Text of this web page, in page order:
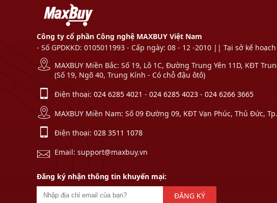
Công ty cổ phần Công nghệ MAXBUY Việt Nam
- Số GPDKKD: 0105011993 - Cấp ngày: 08 - 12 -2010 || Tại sở kế
MAXBUY Miền Bắc: Số 19, Lô 1C, Đường Trung Yên 11D, KĐT
(Số 19, Ngõ 40, Trung Kính - Có chỗ đậu ôtô)
Điện thoại: 024 6285 4021 - 024 6285 4023 - 024 6266 3665
MAXBUY Miền Nam: Số 09 Đường 09, KĐT Vạn Phúc, Thủ Đức,
Điện thoại: 028 3511 1078
Email: support@maxbuy.vn
Đăng ký nhận thông tin khuyến mại:
ĐĂNG KÝ